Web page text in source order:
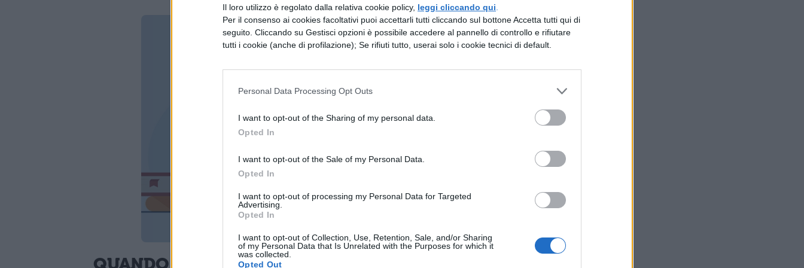
Il loro utilizzo è regolato dalla relativa cookie policy, leggi cliccando qui
Per il consenso ai cookies facoltativi puoi accettarli tutti cliccando sul bottone Accetta tutti qui di
seguito. Cliccando su Gestisci opzioni è possibile accedere al pannello di controllo e rifiutare
tutti i cookie (anche di profilazione); Se rifiuti tutto, userai solo i cookie tecnici di default.
Personal Data Processing Opt Outs
I want to opt-out of the Sharing of my personal data.
Opted In
I want to opt-out of the Sale of my Personal Data.
Opted In
I want to opt-out of processing my Personal Data for Targeted
Advertising.
Opted In
I want to opt-out of Collection, Use, Retention, Sale, and/or Sharing
of my Personal Data that Is Unrelated with the Purposes for which it
was collected.
Opted Out